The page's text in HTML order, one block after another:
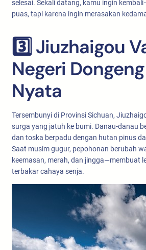
selesai. Sekali datang, kamu ingin
puas, tapi karena ingin merasakan
3️⃣ Jiuzhaigou
Negeri
Nyata
Tersembunyi di Provinsi Sichuan,
surga yang jatuh ke bumi. Danau-danau
dan toska berpadu dengan hutan pinus
Saat musim gugur, pepohonan berubah
keemasan, merah, dan jingga—membuat
terbakar cahaya senja.